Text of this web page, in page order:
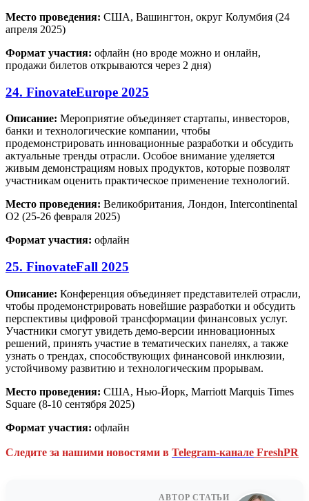
Место проведения: США, Вашингтон, округ Колумбия (24
апреля 2025)
Формат участия: офлайн (но вроде можно и онлайн,
продажи билетов открываются через 2 дня)
24. FinovateEurope 2025
Описание: Мероприятие объединяет стартапы, инвесторов,
банки и технологические компании, чтобы
продемонстрировать инновационные разработки и обсудить
актуальные тренды отрасли. Особое внимание уделяется
живым демонстрациям новых продуктов, которые позволят
участникам оценить практическое применение технологий.
Место проведения: Великобритания, Лондон, Intercontinental
O2 (25-26 февраля 2025)
Формат участия: офлайн
25. FinovateFall 2025
Описание: Конференция объединяет представителей отрасли,
чтобы продемонстрировать новейшие разработки и обсудить
перспективы цифровой трансформации финансовых услуг.
Участники смогут увидеть демо-версии инновационных
решений, принять участие в тематических панелях, а также
узнать о трендах, способствующих финансовой инклюзии,
устойчивому развитию и технологическим прорывам.
Место проведения: США, Нью-Йорк, Marriott Marquis Times
Square (8-10 сентября 2025)
Формат участия: офлайн
Следите за нашими новостями в Telegram-канале FreshPR
АВТОР СТАТЬИ